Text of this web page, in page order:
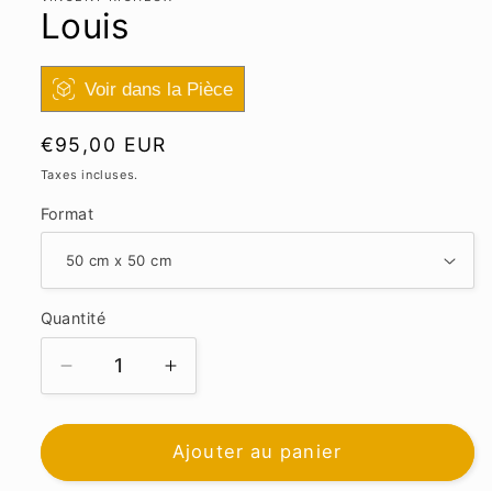
Louis
Voir dans la Pièce
Prix
habituel
€95,00 EUR
Taxes incluses.
Format
Quantité
Réduire
la
quantité
Louis
Augmenter
la
quantité
de
Louis
Ajouter au panier